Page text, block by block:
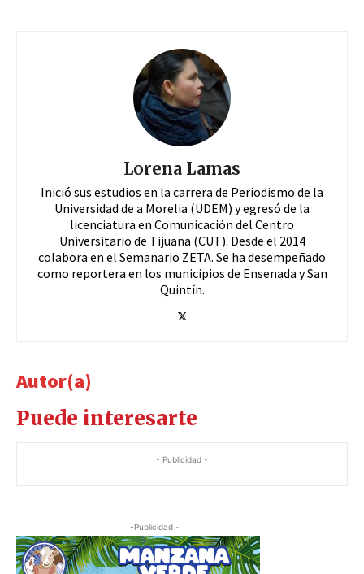
Lorena Lamas
Inició sus estudios en la carrera de Periodismo de la
Universidad de a Morelia (UDEM) y egresó de la
licenciatura en Comunicación del Centro
Universitario de Tijuana (CUT). Desde el 2014
colabora en el Semanario ZETA. Se ha desempeñado
como reportera en los municipios de Ensenada y San
Quintín.
Autor(a)
Puede interesarte
- Publicidad -
-Publicidad -